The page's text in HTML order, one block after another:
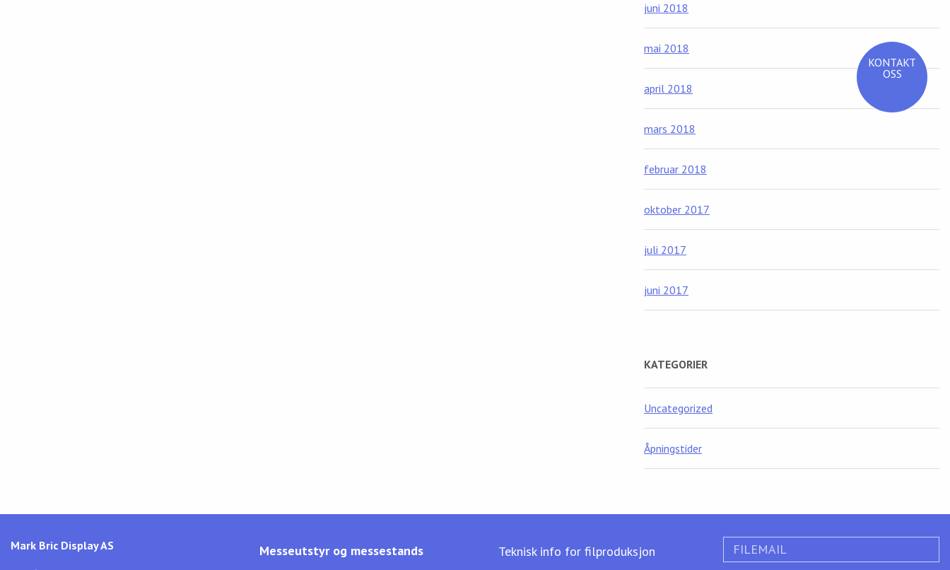
KONTAKT
OSS
juni 2018
mai 2018
april 2018
mars 2018
februar 2018
oktober 2017
juli 2017
juni 2017
KATEGORIER
Uncategorized
Åpningstider
Messeutstyr og messestands Teknisk info for filproduksjon FILEMAIL
Mark Bric Display AS